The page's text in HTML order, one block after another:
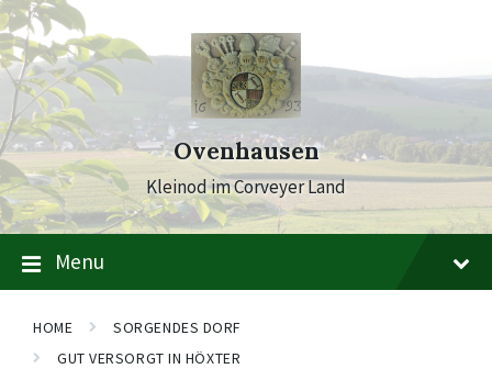
Skip
to
content
Skip
to
main
navigation
Skip
to
footer
Ovenhausen
Kleinod im Corveyer Land
Menu
HOME
SORGENDES DORF
GUT VERSORGT IN HÖXTER